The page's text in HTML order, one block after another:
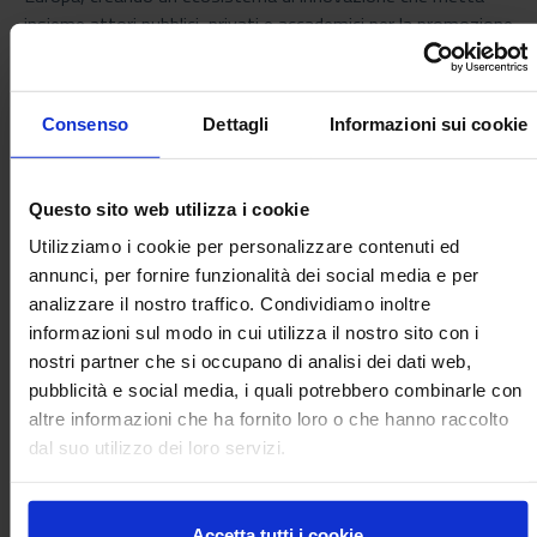
Consenso Dettagli Informazioni sui cookie
Questo sito web utilizza i cookie
Utilizziamo i cookie per personalizzare contenuti ed
annunci, per fornire funzionalità dei social media e per
analizzare il nostro traffico. Condividiamo inoltre
informazioni sul modo in cui utilizza il nostro sito con i
nostri partner che si occupano di analisi dei dati web,
pubblicità e social media, i quali potrebbero combinarle con
altre informazioni che ha fornito loro o che hanno raccolto
dal suo utilizzo dei loro servizi.
insieme attori pubblici, privati e accademici per la promozione
e lo sviluppo del settore. Il primo incontro con i GAL
interessati a partecipare si terrà il 14 aprile online. Sarà cura
di ReteLeader fornire tutte le istruzioni ai GAL che hanno
inviato la manifestazione di interesse.
essenziale per garantire un approccio territoriale inclusivo e
partecipativo. Questo è il primo incontro conoscitivo per i
Gruppi di Azione Locale (GAL) italiani. L'obiettivo del
convegno è quello di porre le basi per una strategia comune,
che sarà successivamente estesa alla Rete Rurale Europea,
per avviare la creazione di una Via della Seta Europea
certificata dal Consiglio d'Europa. Questa iniziativa, basata
sull'esperienza del progetto europeo Aracne guidato dal
CREA - Agricoltura e Ambiente, è sostenuta anche dal Gal
CREA.